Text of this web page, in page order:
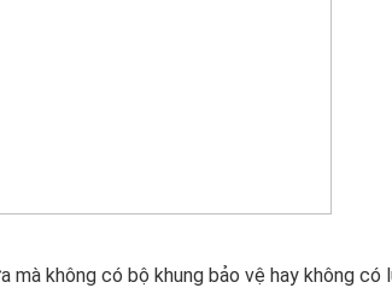
không có bộ khung bảo vệ hay không